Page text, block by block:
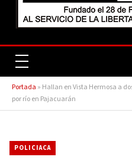
Portada » Hallan en Vista Hermosa a
por río en Pajacuarán
POLICIACA